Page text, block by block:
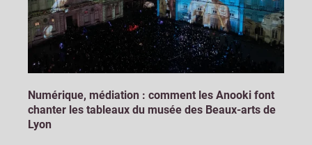
Numérique, médiation : comment les Anooki font
chanter les tableaux du musée des Beaux-arts de
Lyon